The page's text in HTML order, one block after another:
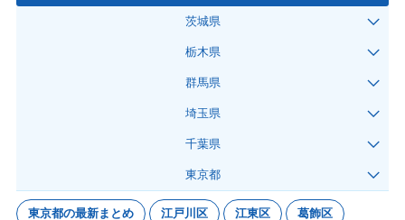
茨城県
栃木県
群馬県
埼玉県
千葉県
東京都
東京都の最新まとめ 江戸川区 江東区 葛飾区